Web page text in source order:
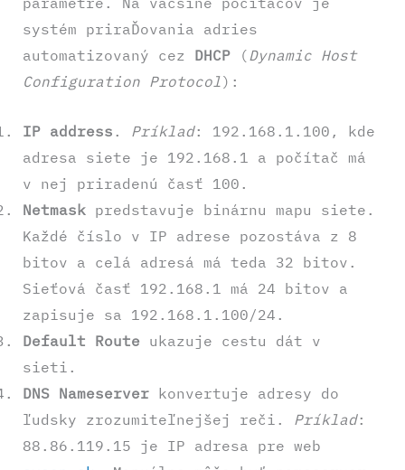
systém priraĎovania adries
automatizovaný cez DHCP(Dynamic Host
Configuration Protocol):
IP address . Príklad: 192.168.1.100, kde
adresa siete je 192.168.1 a počítač má
v nej priradenú časť 100.
Netmaskpredstavuje binárnu mapu siete.
Každé číslo v IP adrese pozostáva z 8
bitov a celá adresá má teda 32 bitov.
Sieťová časť 192.168.1 má 24 bitov a
zapisuje sa 192.168.1.100/24.
Default Route ukazuje cestu dát v
sieti.
DNS Nameserverkonvertuje adresy do
ľudsky zrozumiteľnejšej reči. Príklad:
88.86.119.15 je IP adresa pre web